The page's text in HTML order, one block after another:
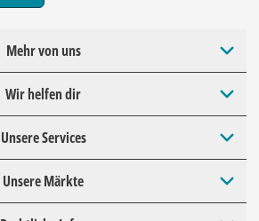
Mehr von uns
Wir helfen dir
Unsere Services
Unsere Märkte